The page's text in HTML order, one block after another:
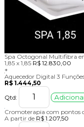
Spa Octogonal Multifibra
1,85 x 1,85 R$ 12.830,00
+
Aquecedor Digital 3
R$ 1.444,50
Qtd:
Cromoterapia com pontos
A partir de R$ 1.207,50